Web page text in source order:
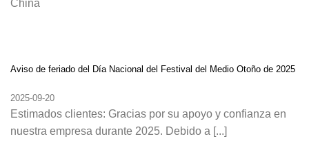
China
Aviso de feriado del Día Nacional del Festival del Medio Otoño de 2025
2025-09-20
Estimados clientes: Gracias por su apoyo y confianza en
nuestra empresa durante 2025. Debido a [...]